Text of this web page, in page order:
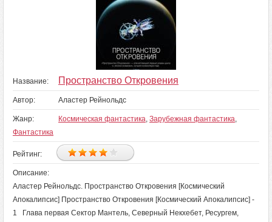
Название: Пространство Откровения
Автор: Аластер Рейнольдс
Жанр: Космическая фантастика, Зарубежная фантастика,
Фантастика
Рейтинг:
Описание:
Аластер Рейнольдс. Пространство Откровения [Космический
Апокалипсис] Пространство Откровения [Космический Апокалипсис] -
1 Глава первая Сектор Мантель, Северный Некхебет, Ресургем,